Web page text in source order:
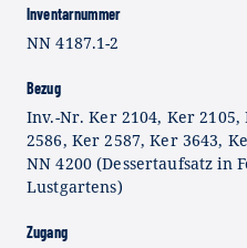
Inventarnummer
NN 4187.1-2
Bezug
Inv.-Nr. Ker 2104, Ker
2586, Ker 2587, Ker 3643,
NN 4200 (Dessertaufsatz in
Lustgartens)
Zugang